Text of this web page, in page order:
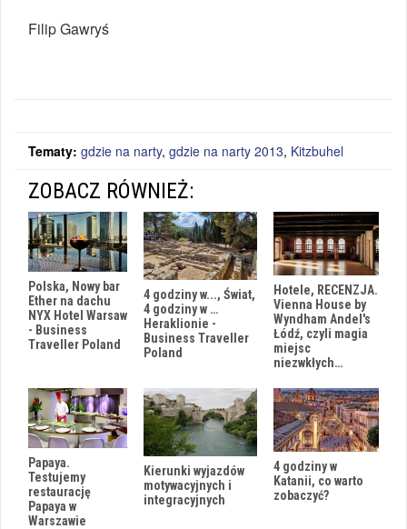
Filip Gawryś
Tematy: gdzie na narty, gdzie na narty 2013, Kitzbuhel
ZOBACZ RÓWNIEŻ:
Polska, Nowy bar
Ether na dachu
NYX Hotel Warsaw
- Business
Traveller Poland
4 godziny w..., Świat,
4 godziny w …
Heraklionie -
Business Traveller
Poland
Hotele, RECENZJA.
Vienna House by
Wyndham Andel's
Łódź, czyli magia
miejsc
niezwkłych…
Papaya.
Testujemy
restaurację
Papaya w
Warszawie
Kierunki wyjazdów
motywacyjnych i
integracyjnych
4 godziny w
Katanii, co warto
zobaczyć?